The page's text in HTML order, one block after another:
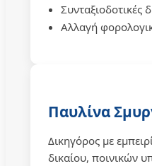
Συνταξιοδοτικές
Αλλαγή
Παυλίνα
Δικηγόρος με
δικαίου, ποινικών